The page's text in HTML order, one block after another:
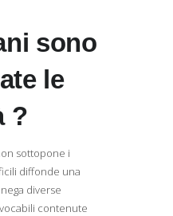
sono
le
?
sottopone i
diffonde una
diverse
contenute